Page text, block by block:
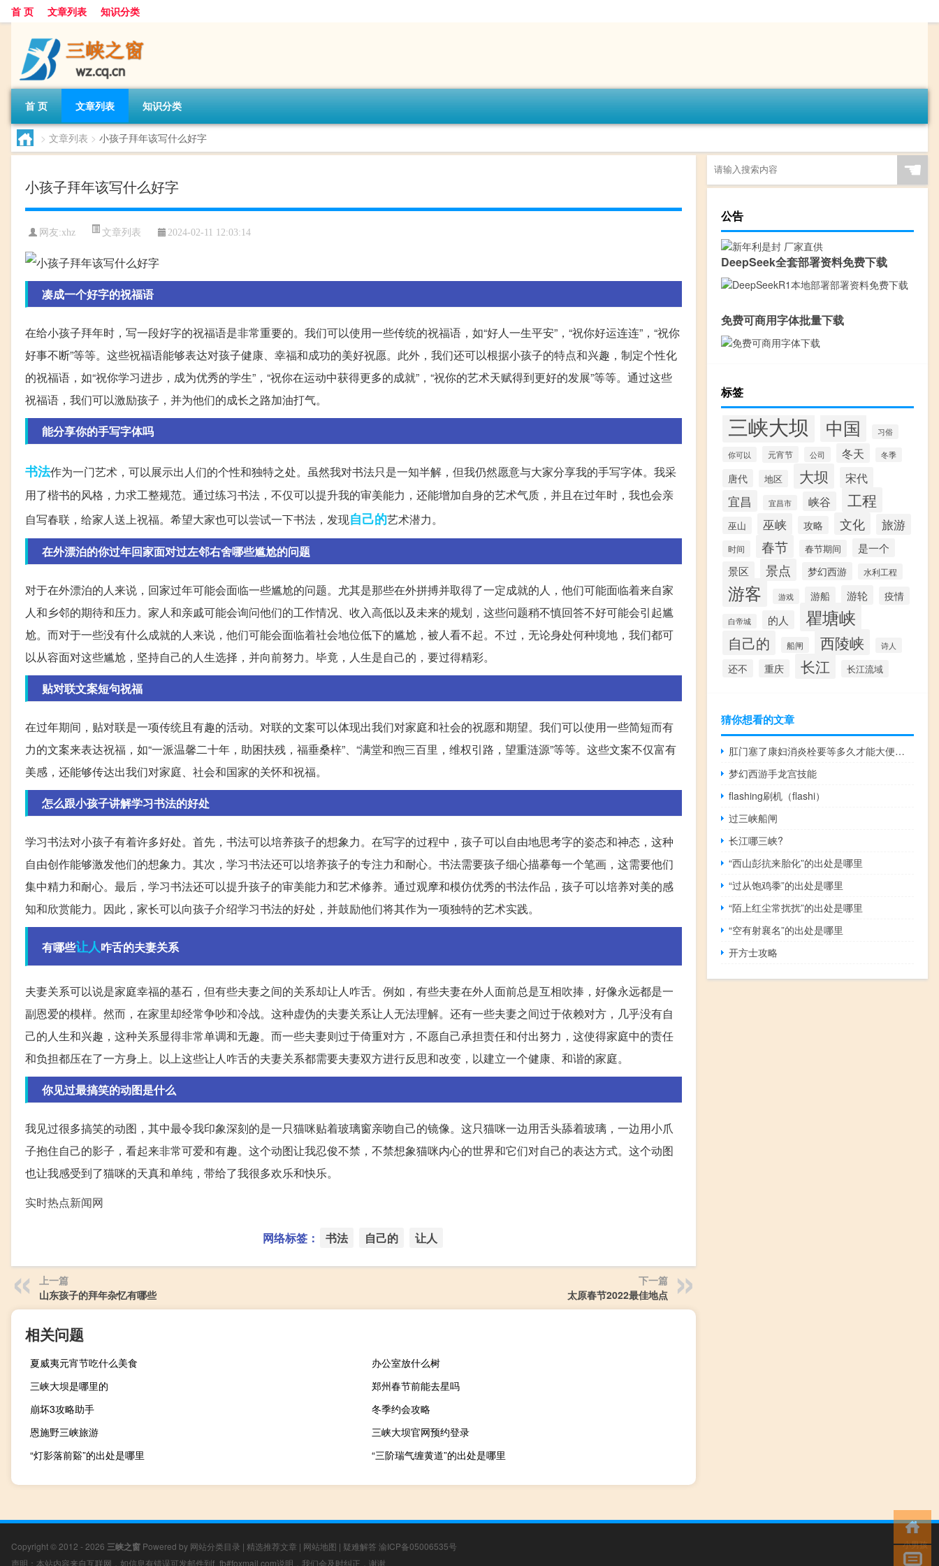
首 页 文章列表 知识分类
首 页 文章列表 知识分类
> 文章列表 > 小孩子拜年该写什么好字
小孩子拜年该写什么好字
网友:xhz 文章列表 2024-02-11 12:03:14
凑成一个好字的祝福语
在给小孩子拜年时，写一段好字的祝福语是非常重要的。我们可以使用一些传统的祝福语，如“好人一生平安”，“祝你好运连连”，“祝你
好事不断”等等。这些祝福语能够表达对孩子健康、幸福和成功的美好祝愿。此外，我们还可以根据小孩子的特点和兴趣，制定个性化
的祝福语，如“祝你学习进步，成为优秀的学生”，“祝你在运动中获得更多的成就”，“祝你的艺术天赋得到更好的发展”等等。通过这些
祝福语，我们可以激励孩子，并为他们的成长之路加油打气。
能分享你的手写字体吗
书法作为一门艺术，可以展示出人们的个性和独特之处。虽然我对书法只是一知半解，但我仍然愿意与大家分享我的手写字体。我采
用了楷书的风格，力求工整规范。通过练习书法，不仅可以提升我的审美能力，还能增加自身的艺术气质，并且在过年时，我也会亲
自写春联，给家人送上祝福。希望大家也可以尝试一下书法，发现自己的艺术潜力。
在外漂泊的你过年回家面对过左邻右舍哪些尴尬的问题
对于在外漂泊的人来说，回家过年可能会面临一些尴尬的问题。尤其是那些在外拼搏并取得了一定成就的人，他们可能面临着来自家
人和乡邻的期待和压力。家人和亲戚可能会询问他们的工作情况、收入高低以及未来的规划，这些问题稍不慎回答不好可能会引起尴
尬。而对于一些没有什么成就的人来说，他们可能会面临着社会地位低下的尴尬，被人看不起。不过，无论身处何种境地，我们都可
以从容面对这些尴尬，坚持自己的人生选择，并向前努力。毕竟，人生是自己的，要过得精彩。
贴对联文案短句祝福
在过年期间，贴对联是一项传统且有趣的活动。对联的文案可以体现出我们对家庭和社会的祝愿和期望。我们可以使用一些简短而有
力的文案来表达祝福，如“一派温馨二十年，助困扶残，福垂桑梓”、“满堂和煦三百里，维权引路，望重涟源”等等。这些文案不仅富有
美感，还能够传达出我们对家庭、社会和国家的关怀和祝福。
怎么跟小孩子讲解学习书法的好处
学习书法对小孩子有着许多好处。首先，书法可以培养孩子的想象力。在写字的过程中，孩子可以自由地思考字的姿态和神态，这种
自由创作能够激发他们的想象力。其次，学习书法还可以培养孩子的专注力和耐心。书法需要孩子细心描摹每一个笔画，这需要他们
集中精力和耐心。最后，学习书法还可以提升孩子的审美能力和艺术修养。通过观摩和模仿优秀的书法作品，孩子可以培养对美的感
知和欣赏能力。因此，家长可以向孩子介绍学习书法的好处，并鼓励他们将其作为一项独特的艺术实践。
有哪些让人咋舌的夫妻关系
夫妻关系可以说是家庭幸福的基石，但有些夫妻之间的关系却让人咋舌。例如，有些夫妻在外人面前总是互相吹捧，好像永远都是一
副恩爱的模样。然而，在家里却经常争吵和冷战。这种虚伪的夫妻关系让人无法理解。还有一些夫妻之间过于依赖对方，几乎没有自
己的人生和兴趣，这种关系显得非常单调和无趣。而一些夫妻则过于倚重对方，不愿自己承担责任和付出努力，这使得家庭中的责任
和负担都压在了一方身上。以上这些让人咋舌的夫妻关系都需要夫妻双方进行反思和改变，以建立一个健康、和谐的家庭。
你见过最搞笑的动图是什么
我见过很多搞笑的动图，其中最令我印象深刻的是一只猫咪贴着玻璃窗亲吻自己的镜像。这只猫咪一边用舌头舔着玻璃，一边用小爪
子抱住自己的影子，看起来非常可爱和有趣。这个动图让我忍俊不禁，不禁想象猫咪内心的世界和它们对自己的表达方式。这个动图
也让我感受到了猫咪的天真和单纯，带给了我很多欢乐和快乐。
实时热点新闻网
网络标签： 书法 自己的 让人
上一篇
山东孩子的拜年杂忆有哪些
下一篇
太原春节2022最佳地点
相关问题
夏威夷元宵节吃什么美食
办公室放什么树
三峡大坝是哪里的
郑州春节前能去星吗
崩坏3攻略助手
冬季约会攻略
恩施野三峡旅游
三峡大坝官网预约登录
“灯影落前谿”的出处是哪里
“三阶瑞气缠黄道”的出处是哪里
☚
公告
DeepSeek全套部署资料免费下载
免费可商用字体批量下载
标签
三峡大坝 中国 习俗
你可以 元宵节 公司 冬天 冬季
唐代 地区 大坝 宋代
宜昌 宜昌市 峡谷 工程
巫山 巫峡 攻略 文化 旅游
时间 春节 春节期间
是一个
景区
景点 梦幻西游 水利工程
游客 游戏 游船 游轮 疫情
白帝城 的人 瞿塘峡
自己的 船闸 西陵峡 诗人
还不 重庆 长江 长江流域
猜你想看的文章
肛门塞了康妇消炎栓要等多久才能大便（康妇消炎栓要塞多少个小时才能大便）
梦幻西游手龙宫技能
flashing刷机（flashi）
过三峡船闸
长江哪三峡?
“西山彭抗来胎化”的出处是哪里
“过从饱鸡黍”的出处是哪里
“陌上红尘常扰扰”的出处是哪里
“空有射襄名”的出处是哪里
开方士攻略
Copyright © 2012 - 2026 三峡之窗 Powered by 网站分类目录 | 精选推荐文章 | 网站地图 | 疑难解答 渝ICP备05006535号
声明：本站内容来自互联网，如信息有错误可发邮件到f_fb#foxmail.com说明，我们会及时纠正，谢谢
小男孩